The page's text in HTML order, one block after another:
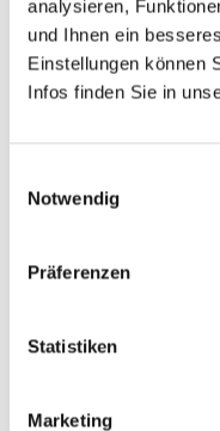
analysieren,
und Ihnen ein
Einstellungen können
Infos finden Sie in
Notwendig
Präferenzen
Statistiken
Marketing
Bingen
In Mainz heeft de
naar Bingen is er
ontdekken - een
droge zone van de
sprookjesachtig
Rijn en de Nahe, het